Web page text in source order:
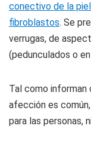
conectivo de la
fibroblastos. Se
verrugas, de
(pedunculados o
Tal como informan
afección es
para las personas,